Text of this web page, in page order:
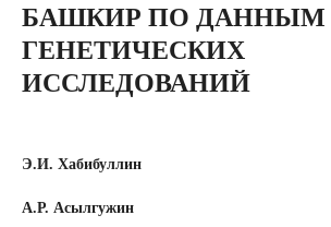
БАШКИР ПО ДАННЫМ
ГЕНЕТИЧЕСКИХ
ИССЛЕДОВАНИЙ
Э.И. Хабибуллин
А.Р. Асылгужин